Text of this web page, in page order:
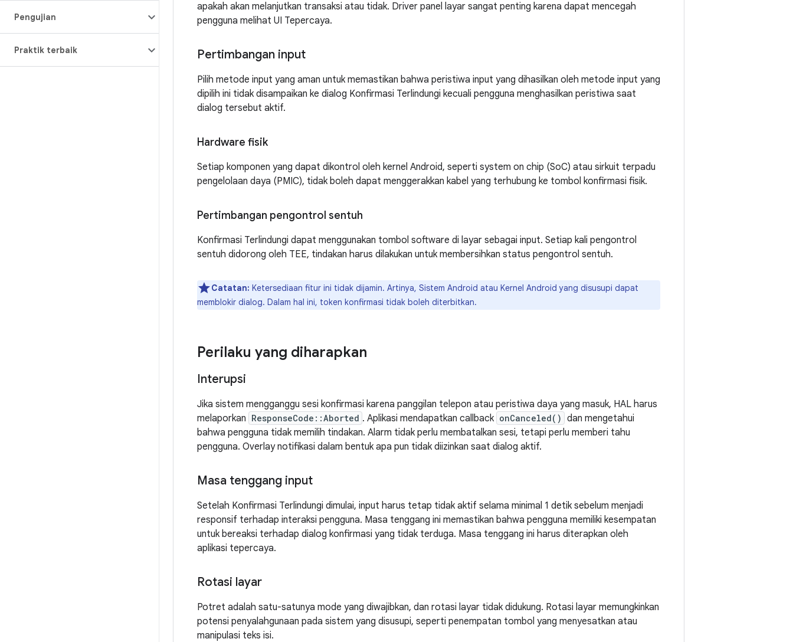
Pengujian
Praktik terbaik
apakah akan melanjutkan transaksi atau tidak. Driver panel layar sangat penting karena dapat mencegah
pengguna melihat UI Tepercaya.
Pertimbangan input
Pilih metode input yang aman untuk memastikan bahwa peristiwa input yang dihasilkan oleh metode input yang
dipilih ini tidak disampaikan ke dialog Konfirmasi Terlindungi kecuali pengguna menghasilkan peristiwa saat
dialog tersebut aktif.
Hardware fisik
Setiap komponen yang dapat dikontrol oleh kernel Android, seperti system on chip (SoC) atau sirkuit terpadu
pengelolaan daya (PMIC), tidak boleh dapat menggerakkan kabel yang terhubung ke tombol konfirmasi fisik.
Pertimbangan pengontrol sentuh
Konfirmasi Terlindungi dapat menggunakan tombol software di layar sebagai input. Setiap kali pengontrol
sentuh didorong oleh TEE, tindakan harus dilakukan untuk membersihkan status pengontrol sentuh.
Catatan: Ketersediaan fitur ini tidak dijamin. Artinya, Sistem Android atau Kernel Android yang disusupi dapat
memblokir dialog. Dalam hal ini, token konfirmasi tidak boleh diterbitkan.
Perilaku yang diharapkan
Interupsi
Jika sistem mengganggu sesi konfirmasi karena panggilan telepon atau peristiwa daya yang masuk, HAL harus
melaporkan ResponseCode::Aborted . Aplikasi mendapatkan callback onCanceled() dan mengetahui
bahwa pengguna tidak memilih tindakan. Alarm tidak perlu membatalkan sesi, tetapi perlu memberi tahu
pengguna. Overlay notifikasi dalam bentuk apa pun tidak diizinkan saat dialog aktif.
Masa tenggang input
Setelah Konfirmasi Terlindungi dimulai, input harus tetap tidak aktif selama minimal 1 detik sebelum menjadi
responsif terhadap interaksi pengguna. Masa tenggang ini memastikan bahwa pengguna memiliki kesempatan
untuk bereaksi terhadap dialog konfirmasi yang tidak terduga. Masa tenggang ini harus diterapkan oleh
aplikasi tepercaya.
Rotasi layar
Potret adalah satu-satunya mode yang diwajibkan, dan rotasi layar tidak didukung. Rotasi layar memungkinkan
potensi penyalahgunaan pada sistem yang disusupi, seperti penempatan tombol yang menyesatkan atau
manipulasi teks isi.